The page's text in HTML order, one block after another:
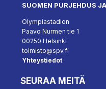
SUOMEN PURJEHDUS
Olympiastadion
Paavo Nurmen tie 1
00250 Helsinki
toimisto@spv.fi
Yhteystiedot
SEURAA MEITÄ